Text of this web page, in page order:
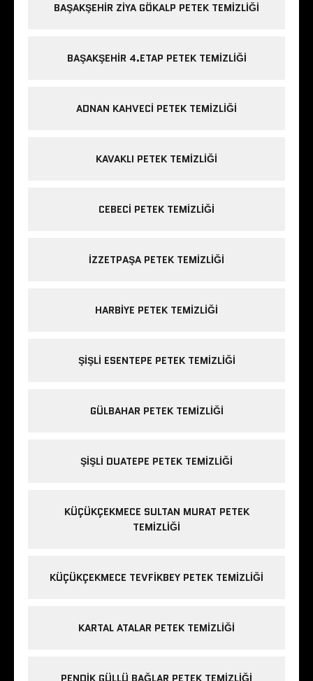
BAŞAKŞEHIR ZIYA GÖKALP PETEK TEMIZLIĞI
BAŞAKŞEHIR 4.ETAP PETEK TEMIZLIĞI
ADNAN KAHVECI PETEK TEMIZLIĞI
KAVAKLI PETEK TEMIZLIĞI
CEBECI PETEK TEMIZLIĞI
IZZETPAŞA PETEK TEMIZLIĞI
HARBIYE PETEK TEMIZLIĞI
ŞIŞLI ESENTEPE PETEK TEMIZLIĞI
GÜLBAHAR PETEK TEMIZLIĞI
ŞIŞLI DUATEPE PETEK TEMIZLIĞI
KÜÇÜKÇEKMECE SULTAN MURAT PETEK
TEMIZLIĞI
KÜÇÜKÇEKMECE TEVFIKBEY PETEK TEMIZLIĞI
KARTAL ATALAR PETEK TEMIZLIĞI